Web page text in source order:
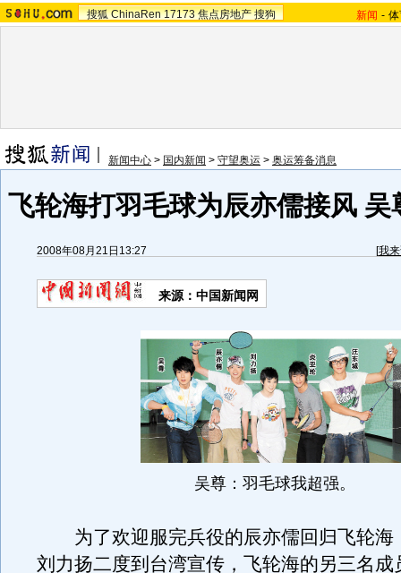
搜狐 ChinaRen 17173 焦点房地产 搜狗 新闻 -
新闻中心 > 国内新闻 > 守望奥运 > 奥运筹备消息
飞轮海打羽毛球为辰亦儒接风 吴
2008年08月21日13:27 [我
来源：中国新闻网
吴尊：羽毛球我超强。
为了欢迎服完兵役的辰亦儒回归飞轮海
刘力扬二度到台湾宣传，飞轮海的另三名成